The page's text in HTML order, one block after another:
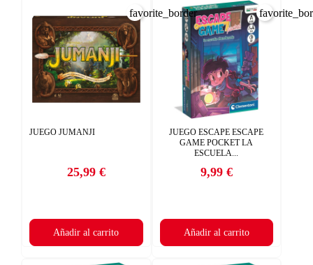
JUEGO JUMANJI
Precio
25,99 €
Añadir al carrito
favorite_border
JUEGO ESCAPE ESCAPE
GAME POCKET LA
ESCUELA...
Precio
9,99 €
Añadir al carrito